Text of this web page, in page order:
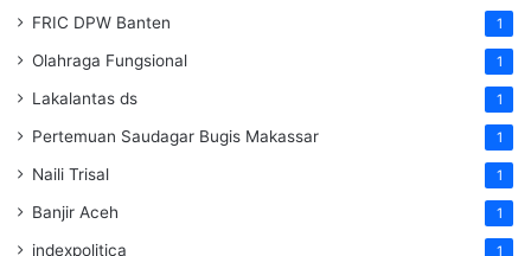
FRIC DPW Banten 1
Olahraga Fungsional 1
Lakalantas ds 1
Pertemuan Saudagar Bugis Makassar 1
Naili Trisal 1
Banjir Aceh 1
indexpolitica 1